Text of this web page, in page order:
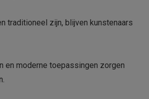
traditioneel zijn, blijven kunstenaars
en moderne toepassingen zorgen